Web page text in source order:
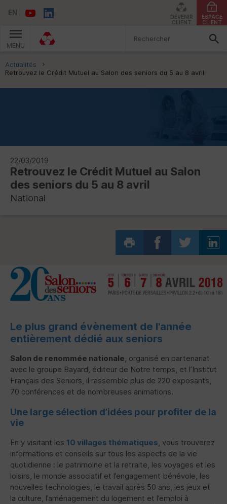
EN
DEVENIR
CLIENT
ESPACE
CLIENT
MENU
Vous êtes ici:
Actualités
Retrouvez le Crédit Mutuel au Salon des seniors du 5 au 8 avril
22/03/2019
Retrouvez le Crédit Mutuel au Salon
des seniors du 5 au 8 avril
National
Le plus grand évènement de l'année
entièrement dédié aux seniors
Salon de renommée nationale, organisé en partenariat
avec le groupe Bayard, éditeur de Notre temps, et l’Institut
Français des Seniors, il rassemble plus de 220 exposants,
70 conférences et de nombreuses animations.
Une large sélection d’idées pour profiter de la
vie
En y visitant les 10 villages thématiques, vous trouverez
informations et conseils sur tous les aspects de la vie
quotidienne : le patrimoine et la retraite, les voyages et les
loisirs, le monde associatif et l’engagement bénévole, les
nouvelles technologies, le travail après 50 ans, les jeux et
la culture, l’aménagement du logement et l’emploi à